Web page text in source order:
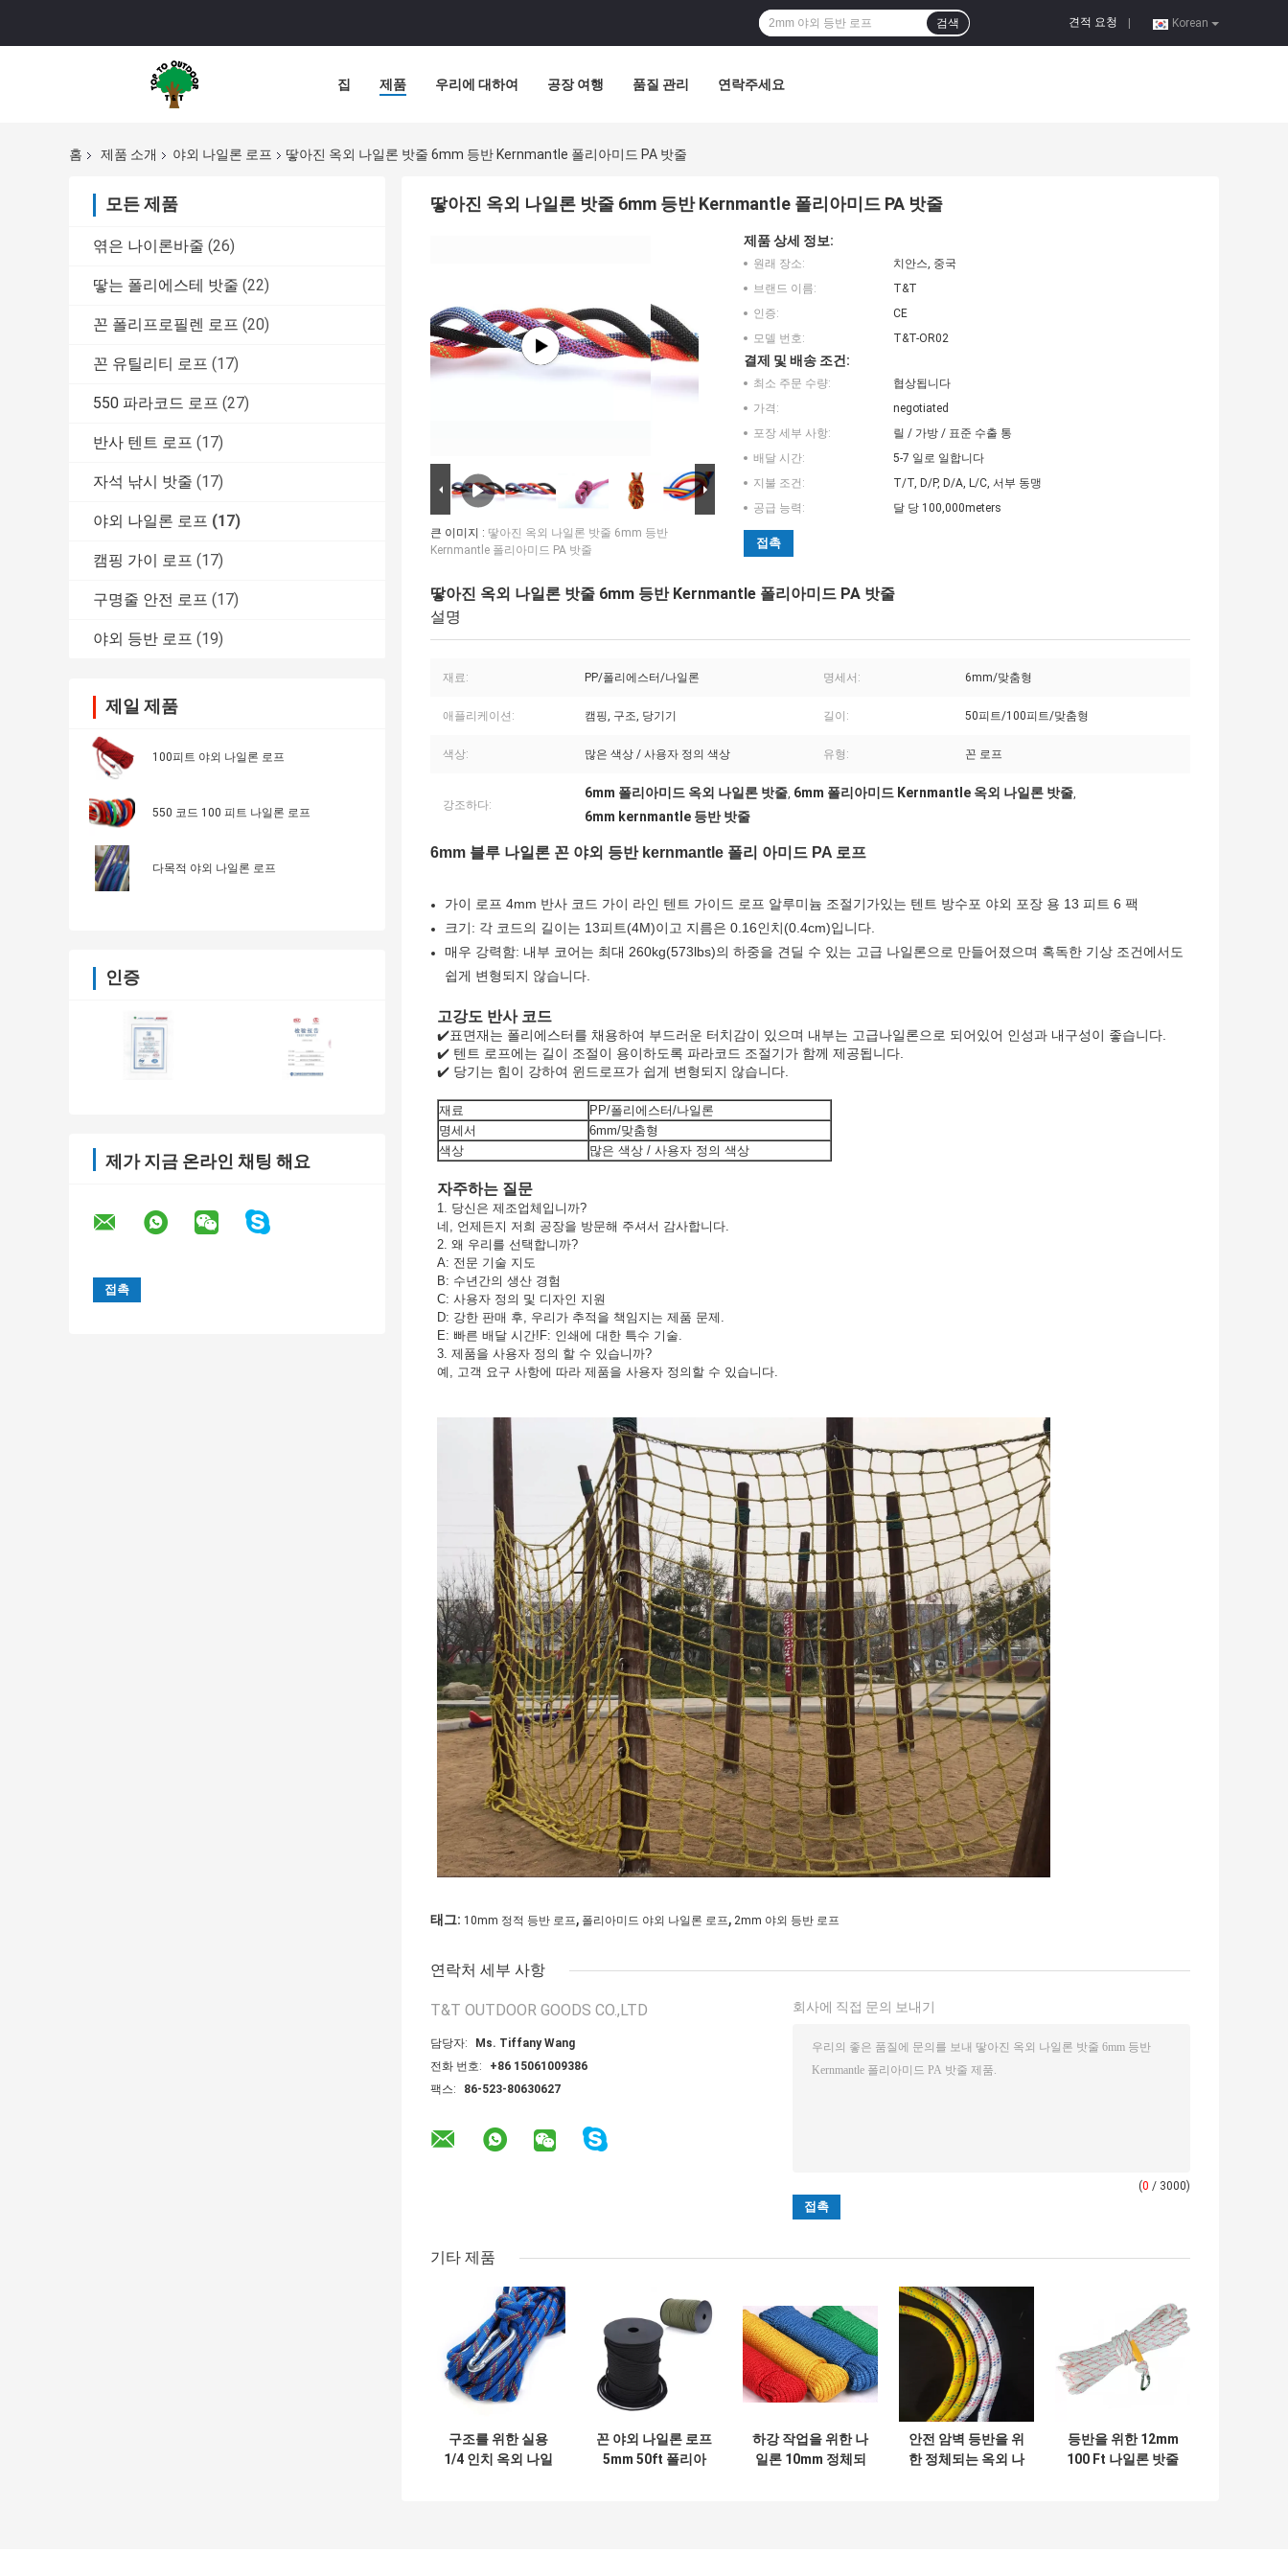
Korean
견적 요청
검색
집 제품 우리에 대하여 공장 여행 품질 관리 연락주세요
홈 제품 소개 야외 나일론 로프 땋아진 옥외 나일론 밧줄 6mm 등반 Kernmantle 폴리아미드 PA 밧줄
모든 제품
엮은 나이론바줄 (26)
땋는 폴리에스테 밧줄 (22)
꼰 폴리프로필렌 로프 (20)
꼰 유틸리티 로프 (17)
550 파라코드 로프 (27)
반사 텐트 로프 (17)
자석 낚시 밧줄 (17)
야외 나일론 로프 (17)
캠핑 가이 로프 (17)
구명줄 안전 로프 (17)
야외 등반 로프 (19)
제일 제품
100피트 야외 나일론 로프
550 코드 100 피트 나일론 로프
다목적 야외 나일론 로프
인증
제가 지금 온라인 채팅 해요
땋아진 옥외 나일론 밧줄 6mm 등반 Kernmantle 폴리아미드 PA 밧줄
큰 이미지 : 땋아진 옥외 나일론 밧줄 6mm 등반
Kernmantle 폴리아미드 PA 밧줄
제품 상세 정보:
원래 장소:
치안스, 중국
브랜드 이름:
T&T
인증:
CE
모델 번호:
T&T-OR02
결제 및 배송 조건:
최소 주문 수량:
협상됩니다
가격:
negotiated
포장 세부 사항:
릴 / 가방 / 표준 수출 통
배달 시간:
5-7 일로 일합니다
지불 조건:
T/T, D/P, D/A, L/C, 서부 동맹
공급 능력:
달 당 100,000meters
접촉
땋아진 옥외 나일론 밧줄 6mm 등반 Kernmantle 폴리아미드 PA 밧줄
설명
재료: PP/폴리에스터/나일론 명세서: 6mm/맞춤형
애플리케이션: 캠핑, 구조, 당기기 길이: 50피트/100피트/맞춤형
색상: 많은 색상 / 사용자 정의 색상 유형: 꼰 로프
강조하다:
6mm 폴리아미드 옥외 나일론 밧줄, 6mm 폴리아미드 Kernmantle 옥외 나일론 밧줄,
6mm kernmantle 등반 밧줄
6mm 블루 나일론 꼰 야외 등반 kernmantle 폴리 아미드 PA 로프
가이 로프 4mm 반사 코드 가이 라인 텐트 가이드 로프 알루미늄 조절기가있는 텐트 방수포 야외 포장 용 13 피트 6 팩
크기: 각 코드의 길이는 13피트(4M)이고 지름은 0.16인치(0.4cm)입니다.
매우 강력함: 내부 코어는 최대 260kg(573lbs)의 하중을 견딜 수 있는 고급 나일론으로 만들어졌으며 혹독한 기상 조건에서도
쉽게 변형되지 않습니다.
고강도 반사 코드
✔️표면재는 폴리에스터를 채용하여 부드러운 터치감이 있으며 내부는 고급나일론으로 되어있어 인성과 내구성이 좋습니다.
✔️ 텐트 로프에는 길이 조절이 용이하도록 파라코드 조절기가 함께 제공됩니다.
✔️ 당기는 힘이 강하여 윈드로프가 쉽게 변형되지 않습니다.
재료
PP/폴리에스터/나일론
명세서
6mm/맞춤형
색상
많은 색상 / 사용자 정의 색상
자주하는 질문
1. 당신은 제조업체입니까?
네, 언제든지 저희 공장을 방문해 주셔서 감사합니다.
2. 왜 우리를 선택합니까?
A: 전문 기술 지도
B: 수년간의 생산 경험
C: 사용자 정의 및 디자인 지원
D: 강한 판매 후, 우리가 추적을 책임지는 제품 문제.
E: 빠른 배달 시간!F: 인쇄에 대한 특수 기술.
3. 제품을 사용자 정의 할 수 있습니까?
예, 고객 요구 사항에 따라 제품을 사용자 정의할 수 있습니다.
태그: 10mm 정적 등반 로프, 폴리아미드 야외 나일론 로프, 2mm 야외 등반 로프
연락처 세부 사항
T&T OUTDOOR GOODS CO.,LTD
담당자:
Ms. Tiffany Wang
전화 번호:
+86 15061009386
팩스:
86-523-80630627
회사에 직접 문의 보내기
(0 / 3000)
기타 제품
구조를 위한 실용
1/4 인치 옥외 나일
꼰 야외 나일론 로프
5mm 50ft 폴리아
하강 작업을 위한 나
일론 10mm 정체되
안전 암벽 등반을 위
한 정체되는 옥외 나
등반을 위한 12mm
100 Ft 나일론 밧줄